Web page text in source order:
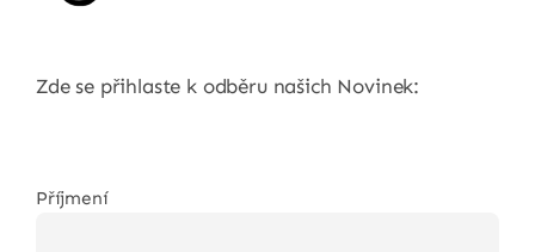
Zde se přihlaste k odběru našich Novinek:
Příjmení